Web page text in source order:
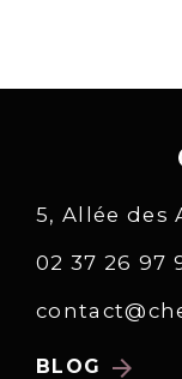
5, Allée des
02 37 26 97
BLOG arrow_forward